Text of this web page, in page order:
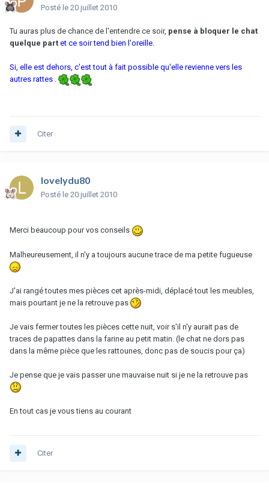
Posté le 20 juillet 2010
Tu auras plus de chance de l'entendre ce soir, pense à bloquer le chat
quelque part et ce soir tend bien l'oreille.
Si, elle est dehors, c'est tout à fait possible qu'elle revienne vers les
autres rattes .
Citer
lovelydu80
Posté le 20 juillet 2010
Merci beaucoup pour vos conseils
Malheureusement, il n'y a toujours aucune trace de ma petite fugueuse
J'ai rangé toutes mes pièces cet après-midi, déplacé tout les meubles,
mais pourtant je ne la retrouve pas
Je vais fermer toutes les pièces cette nuit, voir s'il n'y aurait pas de
traces de papattes dans la farine au petit matin. (le chat ne dors pas
dans la même pièce que les rattounes, donc pas de soucis pour ça)
Je pense que je vais passer une mauvaise nuit si je ne la retrouve pas
En tout cas je vous tiens au courant
Citer